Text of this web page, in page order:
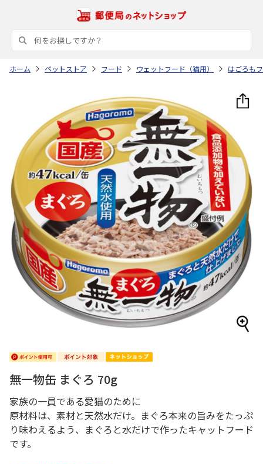
ホーム ペットストア フード ウェットフード（猫用） はごろも
無一物缶 まぐろ 70g
家族の一員である愛猫のために
原材料は、素材と天然水だけ。まぐろ本来の旨みをたっぷ
り味わえるよう、まぐろと水だけで作ったキャットフード
です。